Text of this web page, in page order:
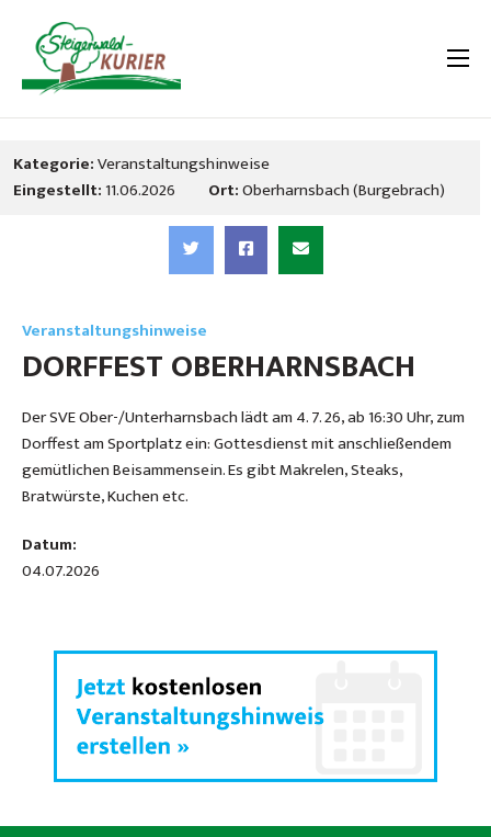
Kategorie:Veranstaltungshinweise
Eingestellt:11.06.2026 Ort:Oberharnsbach (Burgebrach)
Veranstaltungshinweise
DORFFEST OBERHARNSBACH
Der SVE Ober-/Unterharnsbach lädt am 4. 7. 26, ab 16:30 Uhr, zum
Dorffest am Sportplatz ein: Gottesdienst mit anschließendem
gemütlichen Beisammensein. Es gibt Makrelen, Steaks,
Bratwürste, Kuchen etc.
Datum:
04.07.2026